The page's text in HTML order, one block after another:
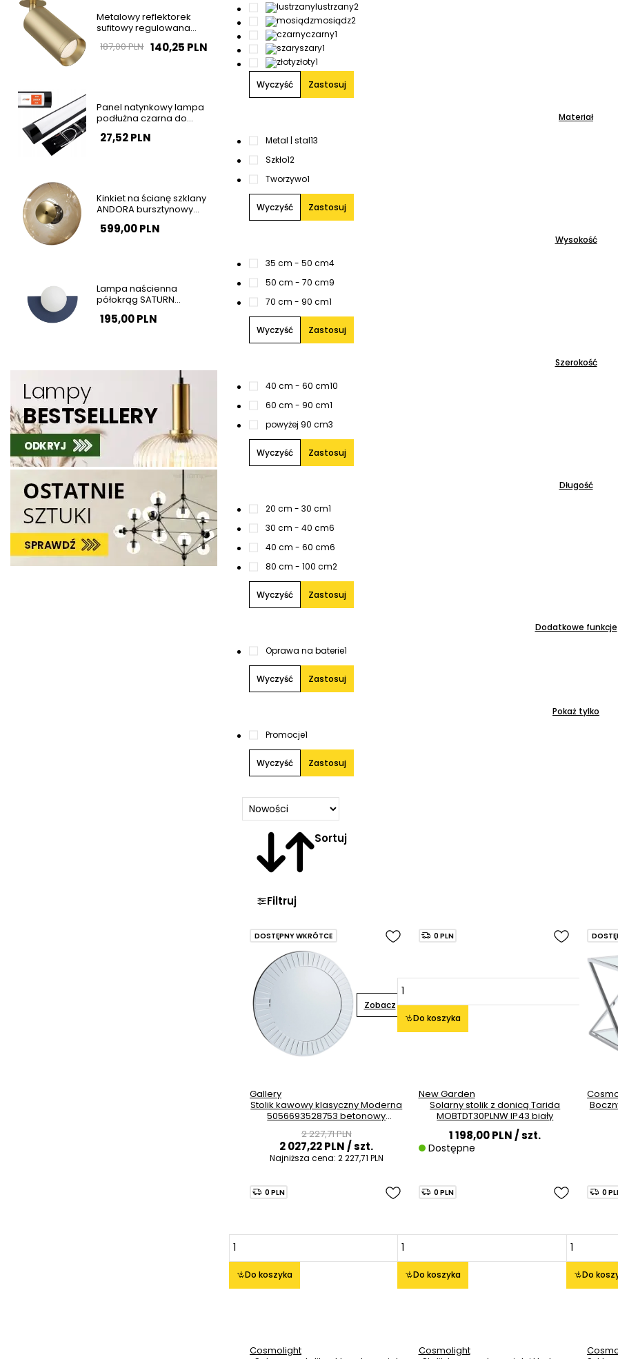
Metalowy reflektorek
sufitowy regulowana
140,25 PLN
187,00 PLN
Panel natynkowy lampa
podłużna czarna do
barwa neutralna SLP2934
27,52 PLN
Kinkiet na ścianę szklany
ANDORA bursztynowy
do sypialni okrągły
599,00 PLN
Lampa naścienna
półokrąg SATURN
1xG9 do salonu kula 12601
195,00 PLN
lustrzany2
mosiądz2
czarny1
szary1
złoty1
Wyczyść
Zastosuj
Materiał
Metal | stal13
Szkło12
Tworzywo1
Wyczyść Zastosuj
Wysokość
35 cm - 50 cm4
50 cm - 70 cm9
70 cm - 90 cm1
Wyczyść Zastosuj
Szerokość
40 cm - 60 cm10
60 cm - 90 cm1
powyżej 90 cm3
Wyczyść Zastosuj
Długość
20 cm - 30 cm1
30 cm - 40 cm6
40 cm - 60 cm6
80 cm - 100 cm2
Wyczyść Zastosuj
Dodatkowe funkcje
Oprawa na baterie1
Wyczyść Zastosuj
Pokaż tylko
Promocje1
Wyczyść Zastosuj
Sortuj
Filtruj
Zobacz
DOSTĘPNY WKRÓTCE
Gallery
Stolik kawowy klasyczny Moderna
5056693528753 betonowy
2 227,71 PLN
2 027,22 PLN/ szt.
Najniższa cena: 2 227,71 PLN
Do koszyka
0 PLN
New Garden
Solarny stolik z donicą Tarida
MOBTDT30PLNW IP43 biały
1 198,00 PLN/ szt.
Dostępne
Do koszyka
0 PLN
Cosmolight
Do koszyka
0 PLN
Cosmolight
Do
0